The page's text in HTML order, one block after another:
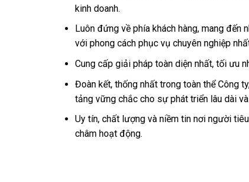
kinh doanh.
Luôn đứng về phía khách hàng, mang đến
với phong cách phục vụ chuyên nghiệp
Cung cấp giải pháp toàn diện nhất, tối ưu
Đoàn kết, thống nhất trong toàn thể Công
tảng vững chắc cho sự phát triển lâu dài
Uy tín, chất lượng và niềm tin nơi người
châm hoạt động.